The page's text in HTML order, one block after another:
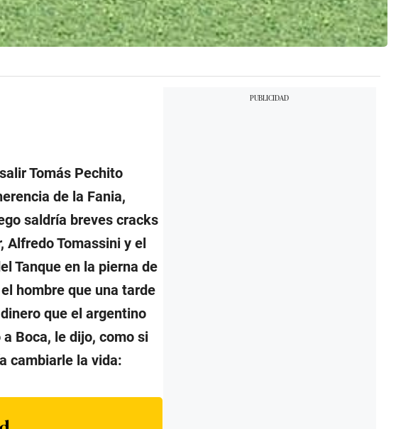
Tomás Pechito
de la Fania,
saldría breves cracks
Alfredo Tomassini y el
Tanque en la pierna de
hombre que una tarde
que el argentino
Boca, le dijo, como si
cambiarle la vida: